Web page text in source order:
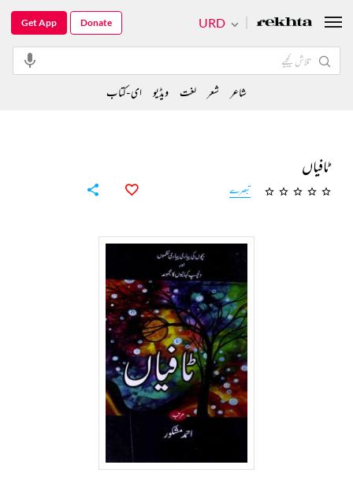
ٹافیاں
تبصرے
URD
Get App Donate
شاعر شعر لغت ویڈیو ای-کتاب